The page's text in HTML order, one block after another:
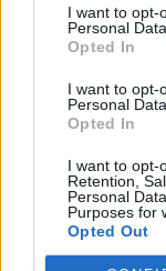
I want to opt-
Personal Data.
Opted In
I want to opt-
Personal
Opted In
I want to opt-
Retention,
Personal
Purposes for
Opted Out
Nufilmavo, kaip
vaizdas pribloškia
Žinios | Lietuvos
„Pagarba
prisiminimais
Žinios | Lietuvos